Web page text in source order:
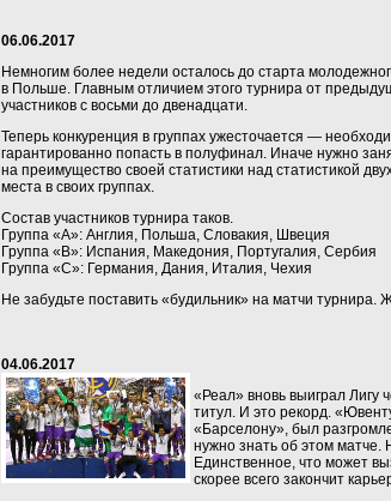
06.06.2017
Немногим более недели осталось до старта
в Польше. Главным отличием этого турнира от
участников с восьми до двенадцати.
Теперь конкуренция в группах ужесточается —
гарантированно попасть в полуфинал. Иначе нужно
на преимущество своей статистики над статистикой
места в своих группах.
Состав участников турнира таков.
Группа «A»: Англия, Польша, Словакия, Швеция
Группа «B»: Испания, Македония, Португалия, Сербия
Группа «C»: Германия, Дания, Италия, Чехия
Не забудьте поставить «будильник» на матчи турнира.
04.06.2017
«Реал» вновь выиграл Лигу
титул. И это рекорд.
«Барселону», был
нужно знать об этом матче.
Единственное, что может
скорее всего закончит